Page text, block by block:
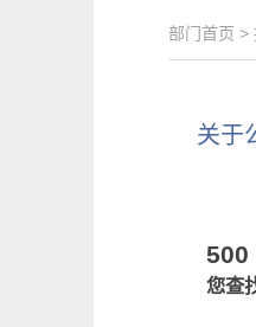
部门首页 >
关于
500
您查